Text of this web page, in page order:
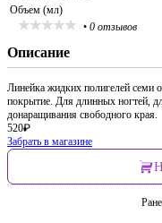
Объем (мл)
• 0 отзывов
Описание
Линейка жидких полигелей семи
покрытие. Для длинных ногтей,
донаращивания свободного края.
520₽
Забрать в магазине